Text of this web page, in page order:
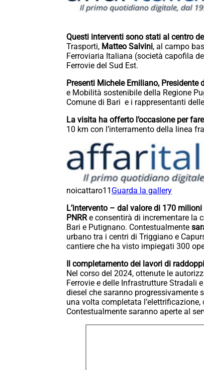
Questi interventi sono stati al centro
Trasporti, Matteo Salvini, al campo
Ferroviaria Italiana (società capofila
Ferrovie del Sud Est.
Presenti Michele Emiliano,
e Mobilità sostenibile della Regione
Comune di Bari e i rappresentanti
La visita ha offerto l’occasione per
10 km con l’interramento della linea
noicattaro11 Guarda la gallery
L’intervento – dal valore di 170
PNRRe consentirà di incrementare la
Bari e Putignano. Contestualmente
urbano tra i centri di Triggiano e
cantiere che ha visto impiegati 300
Il completamento dei lavori di
Nel corso del 2024, ottenute le
Ferrovie e delle Infrastrutture Stradali
diesel che saranno progressivamente
una volta completata
Contestualmente saranno aperte al